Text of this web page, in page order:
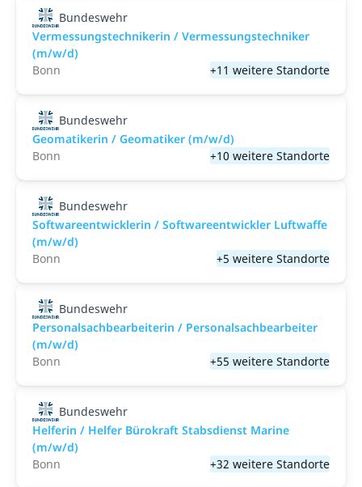
Bundeswehr
Vermessungstechnikerin / Vermessungstechniker
(m/w/d)
Bonn
+11 weitere Standorte
Bundeswehr
Geomatikerin / Geomatiker (m/w/d)
Bonn
+10 weitere Standorte
Bundeswehr
Softwareentwicklerin / Softwareentwickler Luftwaffe
(m/w/d)
Bonn
+5 weitere Standorte
Bundeswehr
Personalsachbearbeiterin / Personalsachbearbeiter
(m/w/d)
Bonn
+55 weitere Standorte
Bundeswehr
Helferin / Helfer Bürokraft Stabsdienst Marine
(m/w/d)
Bonn
+32 weitere Standorte